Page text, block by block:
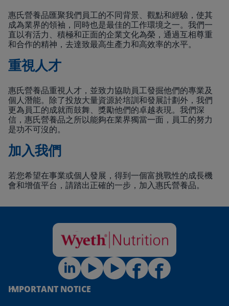
惠氏營養品匯聚我們員工的不同背景、觀點和經驗，使其
成為業界的領袖，同時也是最佳的工作環境之一。我們一
直以有活力、積極和正面的企業文化為榮，通過互相尊重
和合作的精神，去達致最高生產力和高效率的水平。
重視人才
惠氏營養品重視人才，並致力協助員工發掘他們的專業及
個人潛能。除了投放大量資源於培訓和發展計劃外，我們
更為員工的成就而鼓舞、獎勵他們的卓越表現。我們深
信，惠氏營養品之所以能夠在業界獨當一面，員工的努力
是功不可沒的。
加入我們
若您希望在事業或個人發展，得到一個富挑戰性的成長機
會和增值平台，請踏出正確的一步，加入惠氏營養品。
IMPORTANT NOTICE